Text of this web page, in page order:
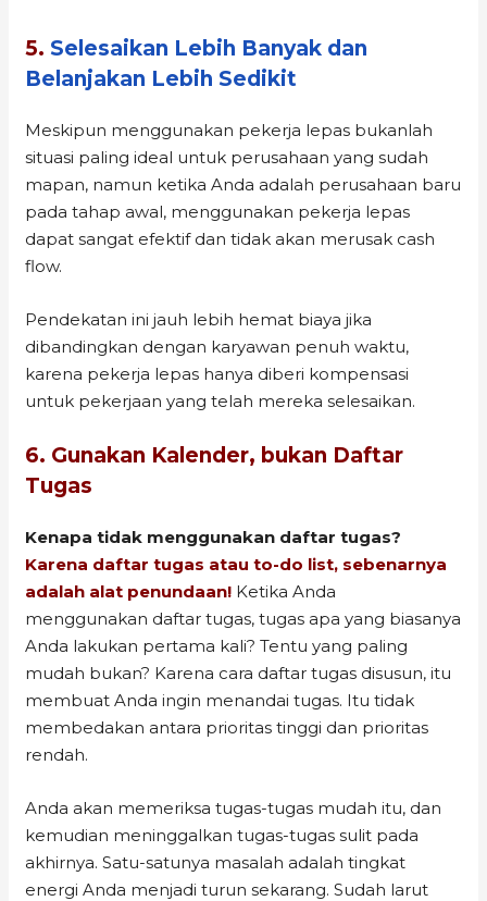
5. Selesaikan Lebih Banyak dan
Belanjakan Lebih Sedikit
Meskipun menggunakan pekerja lepas bukanlah
situasi paling ideal untuk perusahaan yang sudah
mapan, namun ketika Anda adalah perusahaan baru
pada tahap awal, menggunakan pekerja lepas
dapat sangat efektif dan tidak akan merusak cash
flow.
Pendekatan ini jauh lebih hemat biaya jika
dibandingkan dengan karyawan penuh waktu,
karena pekerja lepas hanya diberi kompensasi
untuk pekerjaan yang telah mereka selesaikan.
6. Gunakan Kalender, bukan Daftar
Tugas
Kenapa tidak menggunakan daftar tugas?
Karena daftar tugas atau to-do list, sebenarnya
adalah alat penundaan! Ketika Anda
menggunakan daftar tugas, tugas apa yang biasanya
Anda lakukan pertama kali? Tentu yang paling
mudah bukan? Karena cara daftar tugas disusun, itu
membuat Anda ingin menandai tugas. Itu tidak
membedakan antara prioritas tinggi dan prioritas
rendah.
Anda akan memeriksa tugas-tugas mudah itu, dan
kemudian meninggalkan tugas-tugas sulit pada
akhirnya. Satu-satunya masalah adalah tingkat
energi Anda menjadi turun sekarang. Sudah larut